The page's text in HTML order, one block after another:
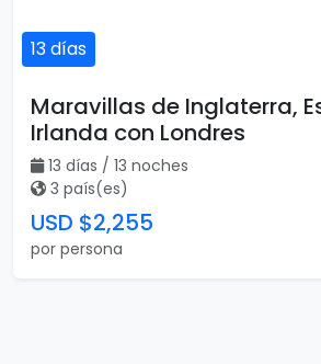
13 días
Maravillas de Inglaterra,
Irlanda con Londres
13 días / 13 noches
3 país(es)
USD $2,255
por persona